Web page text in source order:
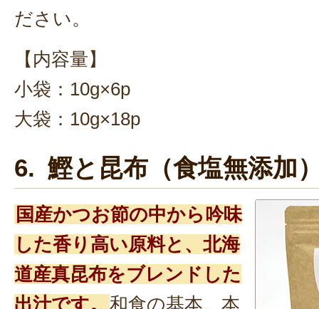
ださい。
【内容量】
小袋：10g×6p
大袋：10g×18p
6. 鰹と昆布（食塩無添加
国産かつお節の中から吟味
した香り高い原料と、北海
道産真昆布をブレンドした
出汁です。 和食の基本、本